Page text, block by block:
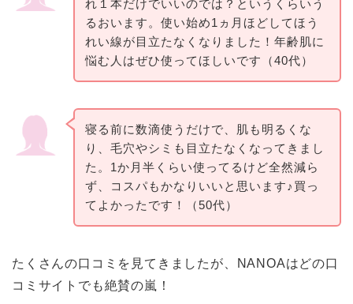
れ１本だけでいいのでは？というくらいう
るおいます。使い始め1ヵ月ほどしてほう
れい線が目立たなくなりました！年齢肌に
悩む人はぜひ使ってほしいです（40代）
寝る前に数滴使うだけで、肌も明るくな
り、毛穴やシミも目立たなくなってきまし
た。1か月半くらい使ってるけど全然減ら
ず、コスパもかなりいいと思います♪買っ
てよかったです！（50代）
たくさんの口コミを見てきましたが、NANOAはどの口
コミサイトでも絶賛の嵐！